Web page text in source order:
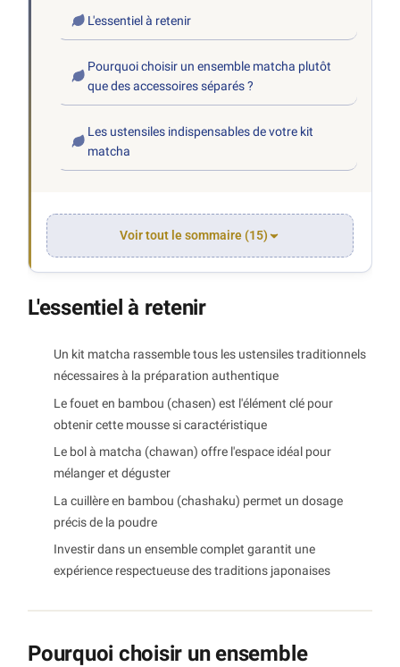
L'essentiel à retenir
Pourquoi choisir un ensemble matcha plutôt
que des accessoires séparés ?
Les ustensiles indispensables de votre kit
matcha
Voir tout le sommaire (15)
L'essentiel à retenir
Un kit matcha rassemble tous les ustensiles traditionnels
nécessaires à la préparation authentique
Le fouet en bambou (chasen) est l'élément clé pour
obtenir cette mousse si caractéristique
Le bol à matcha (chawan) offre l'espace idéal pour
mélanger et déguster
La cuillère en bambou (chashaku) permet un dosage
précis de la poudre
Investir dans un ensemble complet garantit une
expérience respectueuse des traditions japonaises
Pourquoi choisir un ensemble